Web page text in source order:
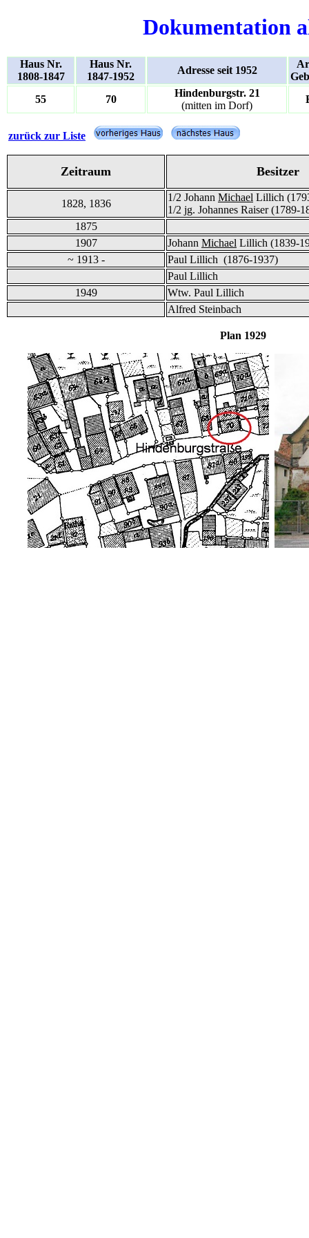
Dokumentation
Haus Nr.
1808-1847
Haus Nr.
1847-1952
Adresse seit 1952
55
70
Hindenburgstr. 21
(mitten im Dorf)
zurück zur Liste
Zeitraum Besitzer
1828, 1836
1/2 Johann Michael Lillich
1/2 jg. Johannes Raiser (1789-
1875
1907
Johann Michael Lillich (1839-
~ 1913 -
Paul Lillich (1876-1937)
Paul Lillich
1949
Wtw. Paul Lillich
Alfred Steinbach
Plan